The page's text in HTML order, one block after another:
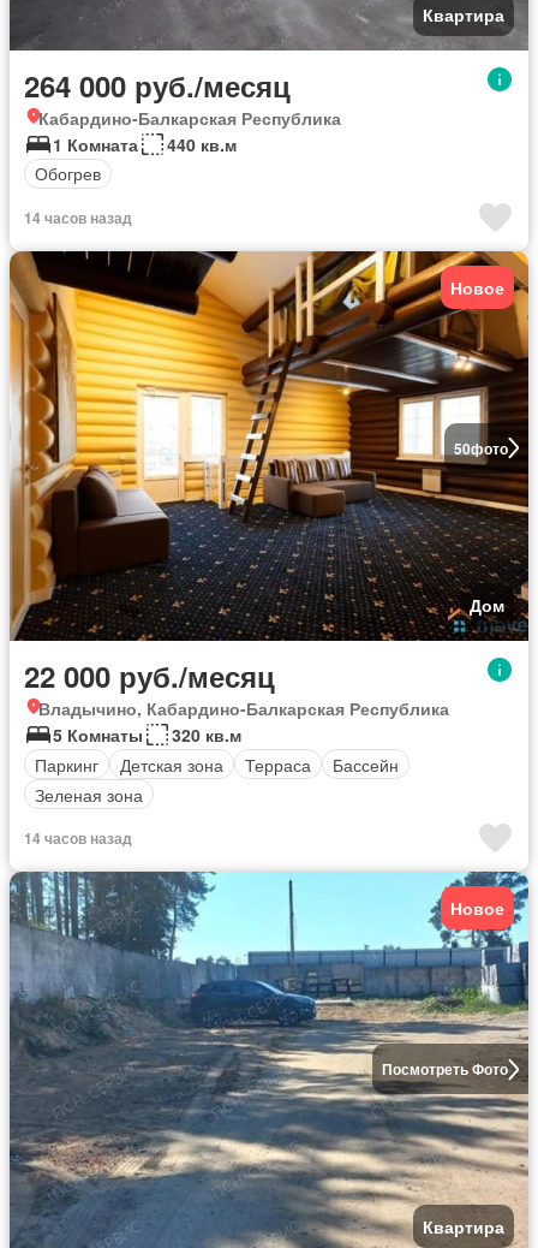
Квартира
264 000 руб./месяц
Кабардино-Балкарская Республика
1 Комната
440 кв.м
Обогрев
14 часов назад
50фото
Новое
Дом
22 000 руб./месяц
Владычино, Кабардино-Балкарская Республика
5 Комнаты
320 кв.м
Паркинг
Детская зона Терраса
Бассейн
Зеленая зона
14 часов назад
Посмотреть Фото
Новое
Квартира